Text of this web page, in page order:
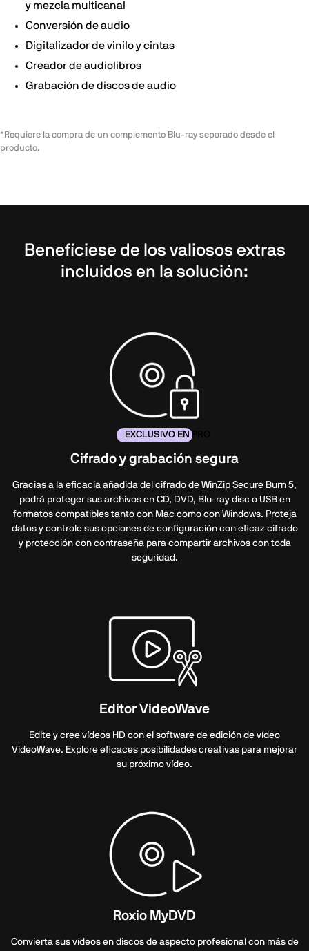
y mezcla multicanal
Conversión de audio
Digitalizador de vinilo y cintas
Creador de audiolibros
Grabación de discos de audio
*Requiere la compra de un complemento Blu-ray separado desde el
producto.
Benefíciese de los valiosos extras
incluidos en la solución:
EXCLUSIVO EN PRO
Cifrado y grabación segura
Gracias a la eficacia añadida del cifrado de WinZip Secure Burn 5,
podrá proteger sus archivos en CD, DVD, Blu-ray disc o USB en
formatos compatibles tanto con Mac como con Windows. Proteja
datos y controle sus opciones de configuración con eficaz cifrado
y protección con contraseña para compartir archivos con toda
seguridad.
Editor VideoWave
Edite y cree vídeos HD con el software de edición de vídeo
VideoWave. Explore eficaces posibilidades creativas para mejorar
su próximo vídeo.
Roxio MyDVD
Convierta sus vídeos en discos de aspecto profesional con más de